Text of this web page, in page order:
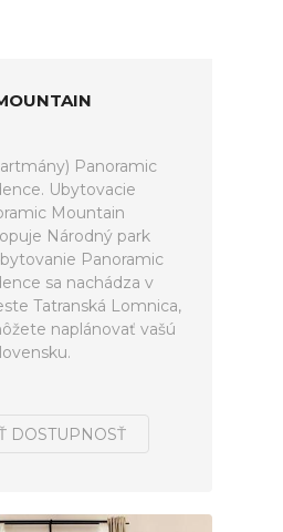
Panoramic
Ubytovacie
Mountain
Národný park
Panoramic
sa nachádza v
Tatranská Lomnica,
naplánovať vašú
DOSTUPNOSŤ